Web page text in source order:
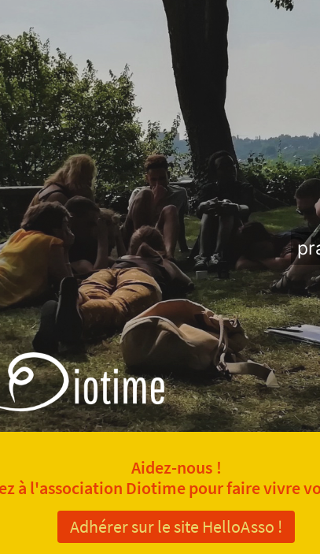
Aidez-nous !
à l'association Diotime pour faire vivre
Adhérer sur le site HelloAsso !